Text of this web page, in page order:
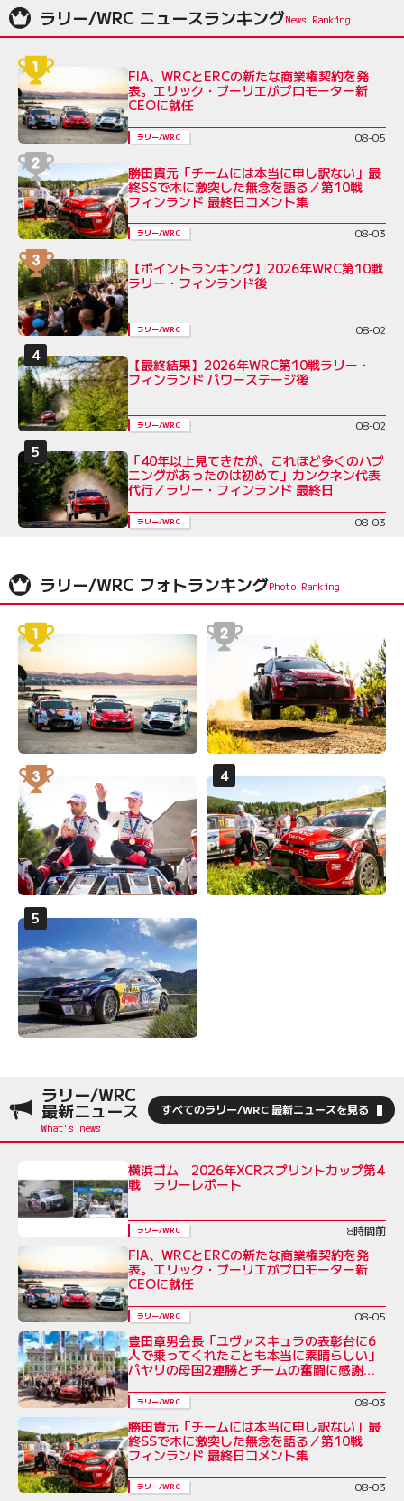
ラリー/WRC ニュースランキング
FIA、WRCとERCの新たな商業権契約を発
表。エリック・ブーリエがプロモーター新
CEOに就任
ラリー/WRC 08-05
勝田貴元「チームには本当に申し訳ない」最
終SSで木に激突した無念を語る／第10戦
フィンランド 最終日コメント集
ラリー/WRC 08-03
【ポイントランキング】2026年WRC第10戦
ラリー・フィンランド後
ラリー/WRC 08-02
【最終結果】2026年WRC第10戦ラリー・
フィンランド パワーステージ後
ラリー/WRC 08-02
「40年以上見てきたが、これほど多くのハプ
ニングがあったのは初めて」カンクネン代表
代行／ラリー・フィンランド 最終日
ラリー/WRC 08-03
ラリー/WRC フォトランキング
ラリー/WRC
最新ニュース すべてのラリー/WRC 最新ニュースを見る
横浜ゴム 2026年XCRスプリントカップ第4
戦 ラリーレポート
ラリー/WRC 8時間前
FIA、WRCとERCの新たな商業権契約を発
表。エリック・ブーリエがプロモーター新
CEOに就任
ラリー/WRC 08-05
豊田章男会長「ユヴァスキュラの表彰台に6
人で乗ってくれたことも本当に素晴らしい」
パヤリの母国2連勝とチームの奮闘に感謝を
ラリー/WRC 08-03
勝田貴元「チームには本当に申し訳ない」最
終SSで木に激突した無念を語る／第10戦
フィンランド 最終日コメント集
ラリー/WRC 08-03